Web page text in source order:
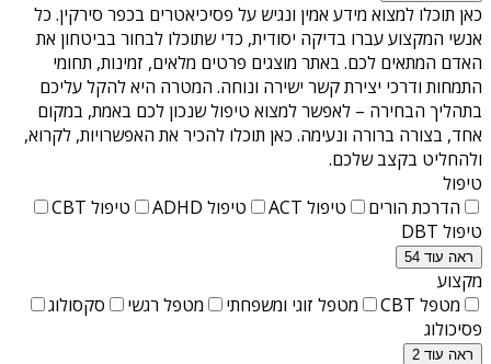
כאן תוכלו למצוא מידע אמין ונגיש על פסיכיאטרים בכפר סירקין. כל
אנשי המקצוע עברו בדיקה יסודית, כדי שתוכלו לבחור בביטחון את
האדם המתאים לכם. באתר מוצגים פרטים מלאים, זמינות, תחומי
התמחות ודרכי יצירת קשר ישירה ונוחה. המטרה היא להקל עליכם
בתהליך הבחירה – לאפשר למצוא טיפול שנכון לכם באמת, במקום
אחד, בצורה ברורה ונעימה. כאן תוכלו להכיר את האפשרויות, לקרוא,
ולהחליט בקצב שלכם.
טיפול
הדרכת הורים
טיפול ACT טיפול ADHD
טיפול CBT
טיפול DBT
ראה עוד 54
מקצוע
מטפל CBT
מטפל זוגי ומשפחתי מטפל רגשי
סקסולוג
פסיכולוג
ראה עוד 2